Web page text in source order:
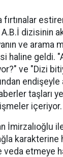
fırtınalar
dizisinin
ve arama
haline geldi.
ve "Dizi
endişeyle
taşları
içeriyor.
İmirzalıoğlu
karakterine
etmeye